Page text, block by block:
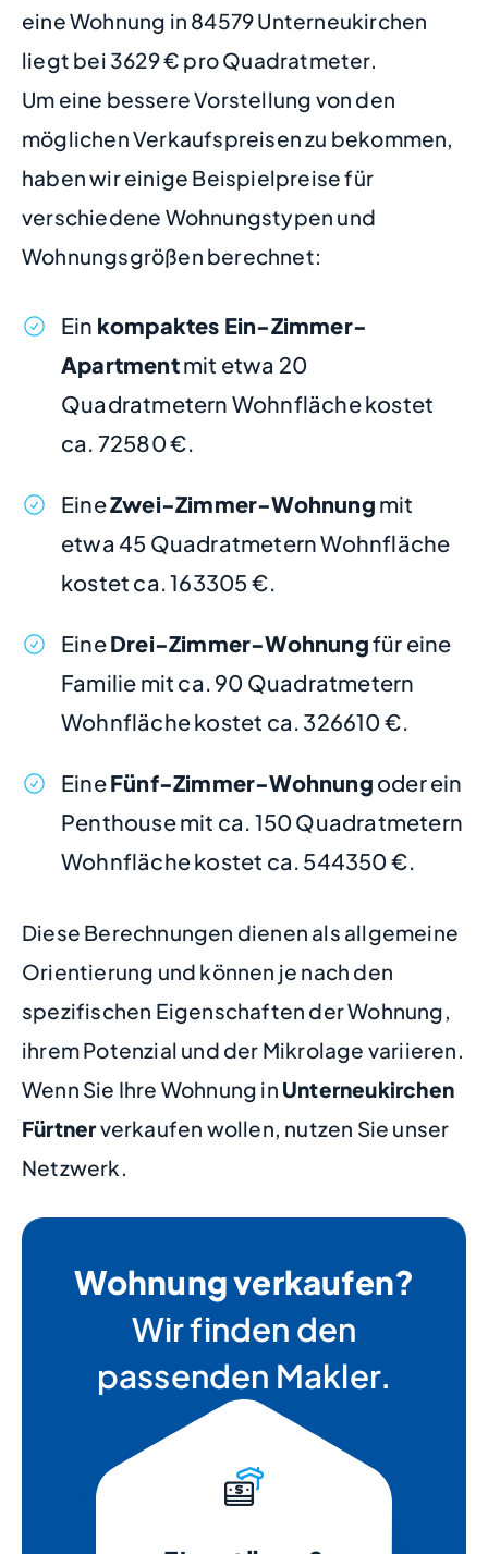
eine Wohnung in 84579 Unterneukirchen
liegt bei 3629 € pro Quadratmeter.
Um eine bessere Vorstellung von den
möglichen Verkaufspreisen zu bekommen,
haben wir einige Beispielpreise für
verschiedene Wohnungstypen und
Wohnungsgrößen berechnet:
Ein kompaktes Ein-Zimmer-
Apartmentmit etwa 20
Quadratmetern Wohnfläche kostet
ca. 72580 €.
EineZwei-Zimmer-Wohnung mit
etwa 45 Quadratmetern Wohnfläche
kostet ca. 163305 €.
EineDrei-Zimmer-Wohnungfür eine
Familie mit ca. 90 Quadratmetern
Wohnfläche kostet ca. 326610 €.
EineFünf-Zimmer-Wohnung oder ein
Penthouse mit ca. 150 Quadratmetern
Wohnfläche kostet ca. 544350 €.
Diese Berechnungen dienen als allgemeine
Orientierung und können je nach den
spezifischen Eigenschaften der Wohnung,
ihrem Potenzial und der Mikrolage variieren.
Wenn Sie Ihre Wohnung in Unterneukirchen
Fürtnerverkaufen wollen, nutzen Sie unser
Netzwerk.
Wohnung verkaufen?
Wir finden den
passenden Makler.